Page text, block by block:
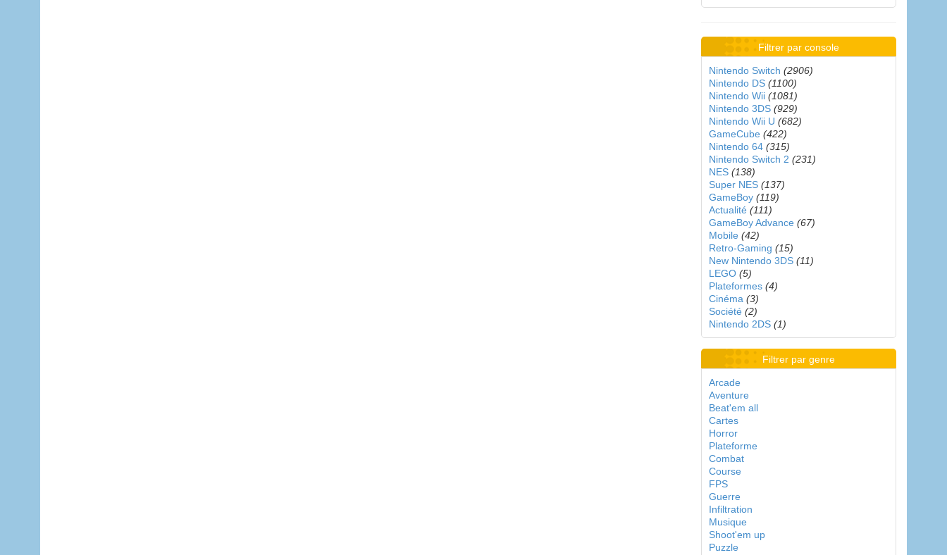
Filtrer par console
Nintendo Switch (2906)
Nintendo DS (1100)
Nintendo Wii (1081)
Nintendo 3DS (929)
Nintendo Wii U (682)
GameCube (422)
Nintendo 64 (315)
Nintendo Switch 2 (231)
NES (138)
Super NES (137)
GameBoy (119)
Actualité (111)
GameBoy Advance (67)
Mobile (42)
Retro-Gaming (15)
New Nintendo 3DS (11)
LEGO (5)
Plateformes (4)
Cinéma (3)
Société (2)
Nintendo 2DS (1)
Filtrer par genre
Arcade
Aventure
Beat'em all
Cartes
Horror
Plateforme
Combat
Course
FPS
Guerre
Infiltration
Musique
Shoot'em up
Puzzle